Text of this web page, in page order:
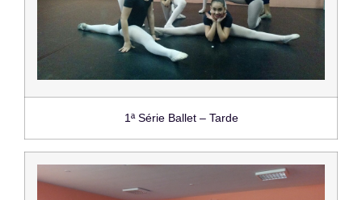
1ª Série Ballet – Tarde